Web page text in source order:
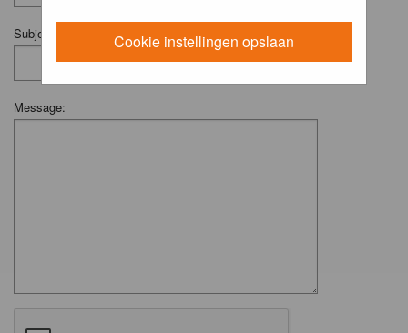
Cookie instellingen opslaan
Subject:
Message: